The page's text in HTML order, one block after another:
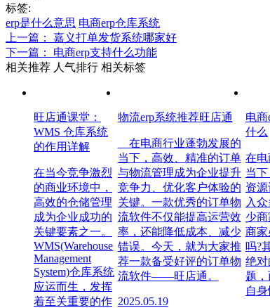
标签:
erp是什么意思 电商erp仓库系统
上一篇： 嘉义打单发货系统哪家好
下一篇： 电商erp支持什么功能
相关推荐 人气排行 相关标签
旺店通课堂：
WMS 仓库系统
的作用详解
在当今竞争激烈
的商业环境中，
高效的仓储管理
成为企业成功的
关键要素之一。
WMS(Warehouse
Management
System)仓库系统
应运而生，发挥
着至关重要的作
物流erp系统推荐旺店通
在电商行业蓬勃发展的
当下，高效、精准的订单
与物流管理成为企业提升
竞争力、优化客户体验的
关键。一款优秀的订单物
流软件不仅能提高运营效
率，还能降低成本、减少
错误。今天，就为大家推
荐一款备受好评的订单物
流软件——旺店通。
2025.05.19
电
什么
在电
当
资
入
少
商家
吗?
绝对
题，
自